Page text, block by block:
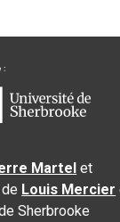
Martel et
Louis Mercier
Sherbrooke